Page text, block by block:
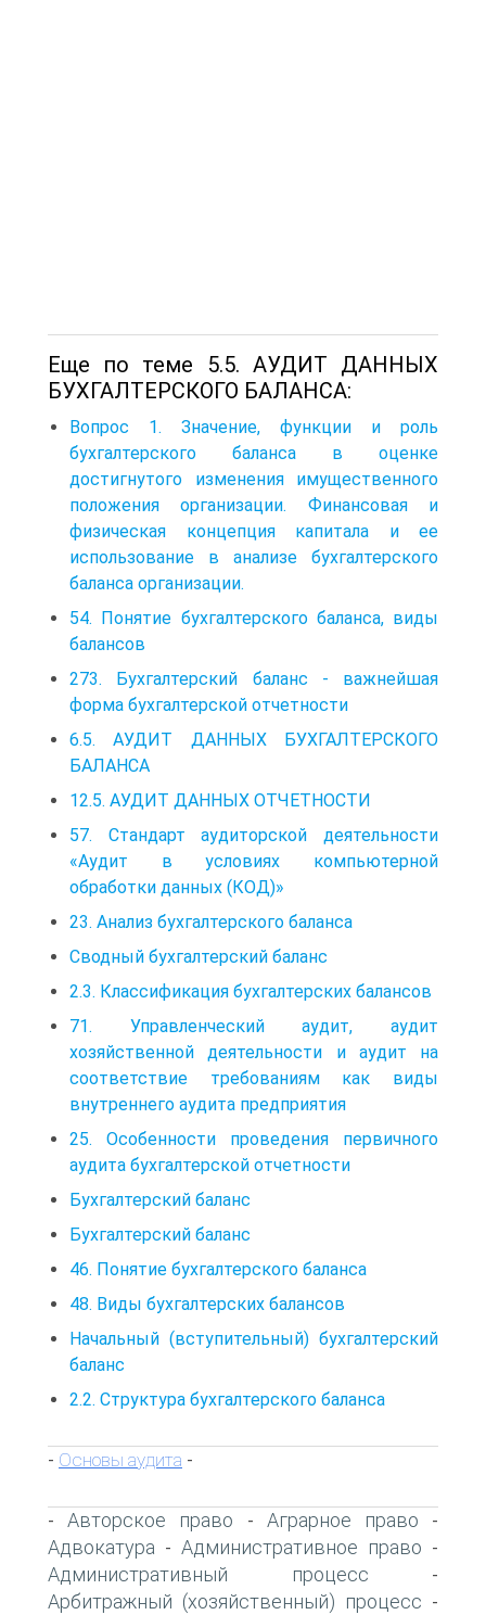
Еще по теме 5.5. АУДИТ ДАННЫХ
БУХГАЛТЕРСКОГО БАЛАНСА:
Вопрос 1. Значение, функции и роль
бухгалтерского баланса в оценке
достигнутого изменения имущественного
положения организации. Финансовая и
физическая концепция капитала и ее
использование в анализе бухгалтерского
баланса организации.
54. Понятие бухгалтерского баланса, виды
балансов
273. Бухгалтерский баланс - важнейшая
форма бухгалтерской отчетности
6.5. АУДИТ ДАННЫХ БУХГАЛТЕРСКОГО
БАЛАНСА
12.5. АУДИТ ДАННЫХ ОТЧЕТНОСТИ
57. Стандарт аудиторской деятельности
«Аудит в условиях компьютерной
обработки данных (КОД)»
23. Анализ бухгалтерского баланса
Сводный бухгалтерский баланс
2.3. Классификация бухгалтерских балансов
71. Управленческий аудит, аудит
хозяйственной деятельности и аудит на
соответствие требованиям как виды
внутреннего аудита предприятия
25. Особенности проведения первичного
аудита бухгалтерской отчетности
Бухгалтерский баланс
Бухгалтерский баланс
46. Понятие бухгалтерского баланса
48. Виды бухгалтерских балансов
Начальный (вступительный) бухгалтерский
баланс
2.2. Структура бухгалтерского баланса
- Основы аудита -
-Авторское право - Аграрное право -
Адвокатура - Административное право -
Административный процесс -
Арбитражный (хозяйственный) процесс -